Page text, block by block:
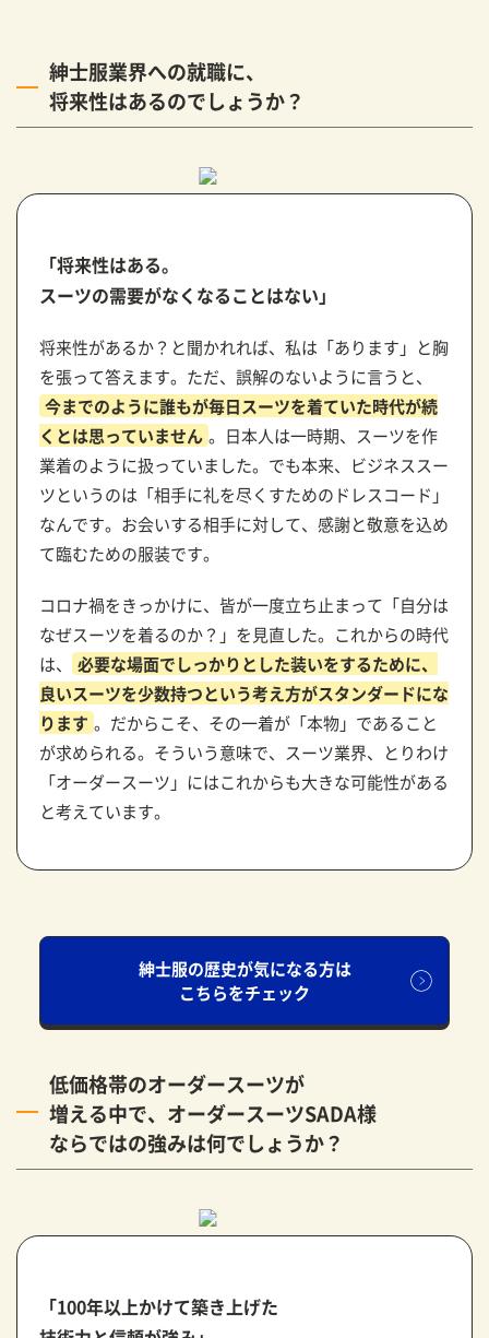
紳士服業界への就職に、
将来性はあるのでしょうか？
「将来性はある。
スーツの需要がなくなることはない」
将来性があるか？と聞かれれば、私は「あります」と胸
を張って答えます。ただ、誤解のないように言うと、
今までのように誰もが毎日スーツを着ていた時代が続
くとは思っていません 。日本人は一時期、スーツを作
業着のように扱っていました。でも本来、ビジネススー
ツというのは「相手に礼を尽くすためのドレスコード」
なんです。お会いする相手に対して、感謝と敬意を込め
て臨むための服装です。
コロナ禍をきっかけに、皆が一度立ち止まって「自分は
なぜスーツを着るのか？」を見直した。これからの時代
は、
必要な場面でしっかりとした装いをするために、
良いスーツを少数持つという考え方がスタンダードにな
ります 。だからこそ、その一着が「本物」であること
が求められる。そういう意味で、スーツ業界、とりわけ
「オーダースーツ」にはこれからも大きな可能性がある
と考えています。
紳士服の歴史が気になる方は
こちらをチェック
低価格帯のオーダースーツが
増える中で、 オーダースーツSADA様
ならではの強みは何でしょうか？
「100年以上かけて築き上げた